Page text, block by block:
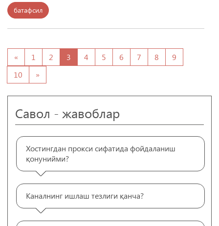
батафсил
« 1 2 3 4 5 6 7 8
9
10
»
Савол - жавоблар
Хостингдан прокси сифатида фойдаланиш
қонунийми?
Каналнинг ишлаш тезлиги қанча?